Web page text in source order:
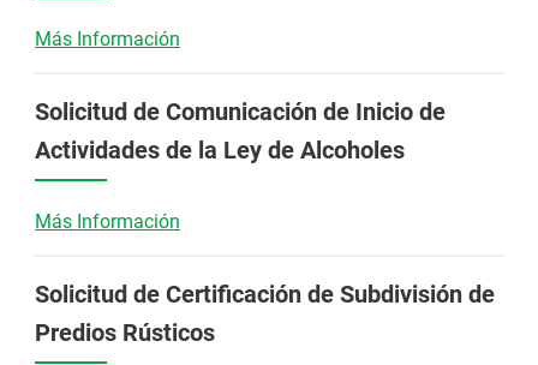
Más Información
Solicitud de Comunicación de Inicio de
Actividades de la Ley de Alcoholes
Más Información
Solicitud de Certificación de Subdivisión de
Predios Rústicos